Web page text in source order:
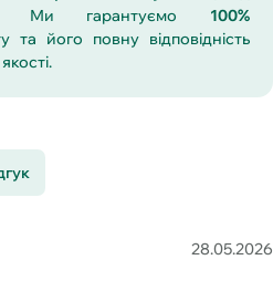
Ми гарантуємо 100%
та його повну відповідність
28.05.2026